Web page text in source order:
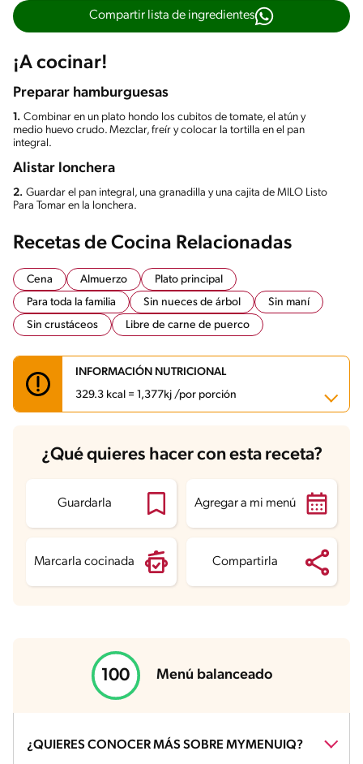
Compartir lista de ingredientes
¡A cocinar!
Preparar hamburguesas
1. Combinar en un plato hondo los cubitos de tomate, el atún y
medio huevo crudo. Mezclar, freír y colocar la tortilla en el pan
integral.
Alistar lonchera
2. Guardar el pan integral, una granadilla y una cajita de MILO Listo
Para Tomar en la lonchera.
Recetas de Cocina Relacionadas
Cena Almuerzo
Plato principal
Para toda la familia
Sin nueces de árbol
Sin maní
Sin crustáceos
Libre de carne de puerco
INFORMACIÓN NUTRICIONAL
329.3 kcal = 1,377kj /por porción
Carbohidratos
42.8 g
Energía 329.3 kcal
Proteína
Grasas saturadas 3 g
Sodio 466 mg
¿Qué quieres hacer con esta receta?
Guardarla Agregar a mi menú
Marcarla cocinada Compartirla
Menú balanceado
¿QUIERES CONOCER MÁS SOBRE MYMENUIQ?